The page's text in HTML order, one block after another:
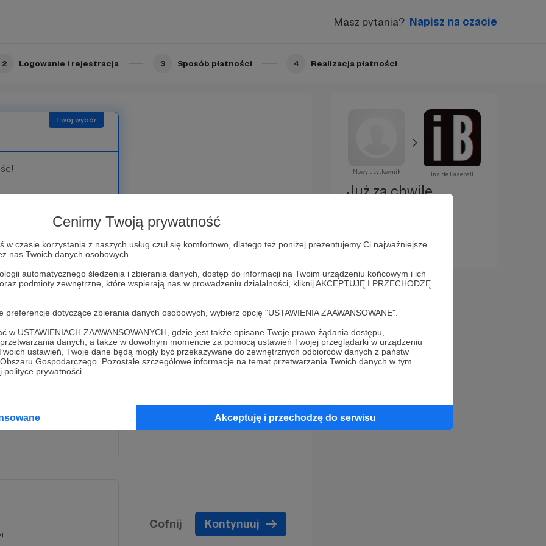
Cenimy Twoją prywatność
w czasie korzystania z naszych usług czuł się komfortowo, dlatego też poniżej prezentujemy Ci najważniejsze
nas Twoich danych osobowych.
automatycznego śledzenia i zbierania danych, dostęp do informacji na Twoim urządzeniu końcowym i ich
podmioty zewnętrzne, które wspierają nas w prowadzeniu działalności, kliknij AKCEPTUJĘ I PRZECHODZĘ
dotyczące zbierania danych osobowych, wybierz opcję "USTAWIENIA ZAAWANSOWANE".
w USTAWIENIACH ZAAWANSOWANYCH, gdzie jest także opisane Twoje prawo żądania dostępu,
danych, a także w dowolnym momencie za pomocą ustawień Twojej przeglądarki w urządzeniu
ustawień, Twoje dane będą mogły być przekazywane do zewnętrznych odbiorców danych z państw
Gospodarczego. Pozostałe szczegółowe informacje na temat przetwarzania Twoich danych w tym
prywatności.
Akceptuję i przechodzę do serwisu
Masz pytania? Napisz na czacie
2 Logowanie i rejestracja 3 Sposób płatności 4 Realizacja płatności
gdziekolwiek ta
na youtube i na
lepszą przyszłość!
gdziekolwiek ta
na youtube i na
Cofnij Kontynuuj
Nowy użytkownik Inside Baseball
Już za chwilę